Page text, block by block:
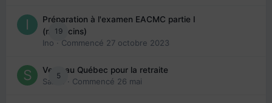
19
Préparation à l'examen EACMC partie I
(médecins)
Ino · Commencé 27 octobre 2023
5
Venir au Québec pour la retraite
Sab74
· Commencé 26 mai